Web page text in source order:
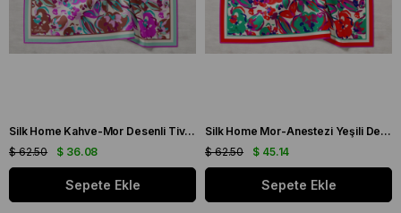
Silk Home Kahve-Mor Desenli Tivil İpek Eşarp 11405-23
$ 36.08
$ 62.50
Sepete Ekle
Silk Home Mor-Anestezi Yeşili Desenli Tivil İpek Eşarp 11405-04
$ 45.14
$ 62.50
Sepete Ekle